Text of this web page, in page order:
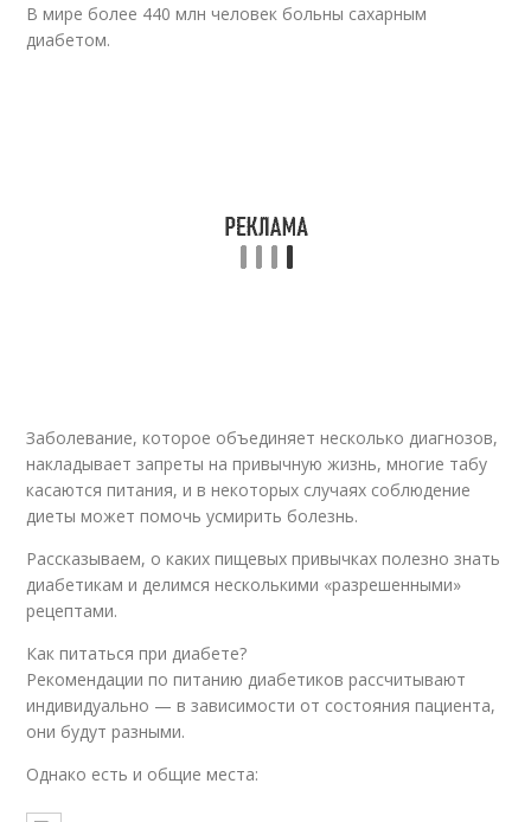
В мире более 440 млн человек больны сахарным
диабетом.
Заболевание, которое объединяет несколько диагнозов,
накладывает запреты на привычную жизнь, многие табу
касаются питания, и в некоторых случаях соблюдение
диеты может помочь усмирить болезнь.
Рассказываем, о каких пищевых привычках полезно знать
диабетикам и делимся несколькими «разрешенными»
рецептами.
Как питаться при диабете?
Рекомендации по питанию диабетиков рассчитывают
индивидуально — в зависимости от состояния пациента,
они будут разными.
Однако есть и общие места: